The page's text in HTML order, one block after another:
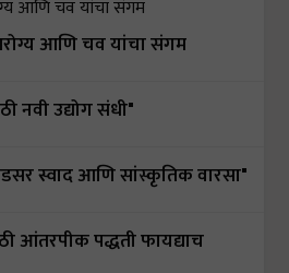
आणि चव यांचा संगम
नवी उद्योग संधी"
स्वाद आणि सांस्कृतिक वारसा"
आंतरपीक पद्धती फायद्याच